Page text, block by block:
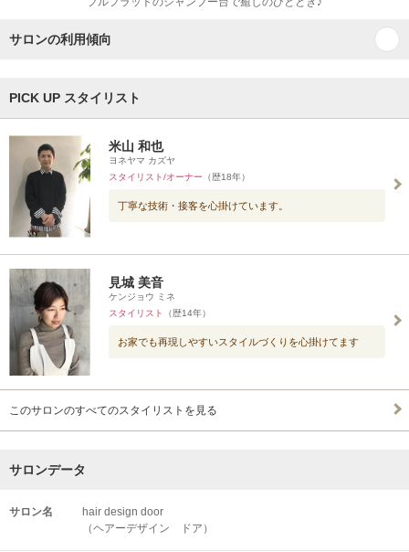
サロンの利用傾向
PICK UP スタイリスト
米山 和也
ヨネヤマ カズヤ
スタイリスト/オーナー （歴18年）
丁寧な技術・接客を心掛けています。
見城 美音
ケンジョウ ミネ
スタイリスト
（歴14年）
お家でも再現しやすいスタイルづくりを心掛けてます
このサロンのすべてのスタイリストを見る
サロンデータ
サロン名
hair design door
（ヘアーデザイン ドア）